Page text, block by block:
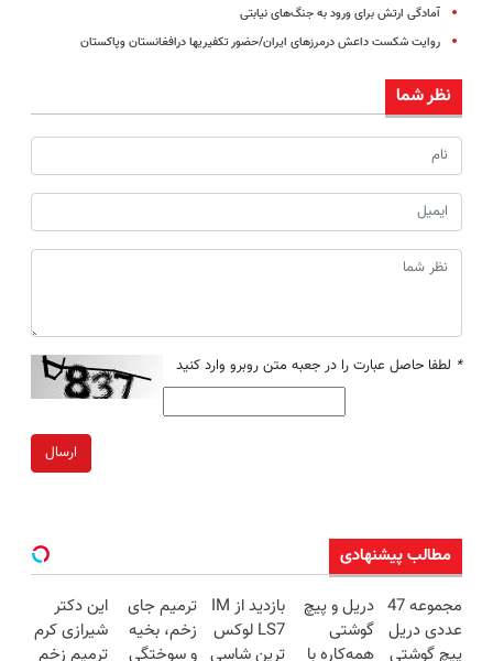
آمادگی ارتش برای ورود به جنگ‌های نیابتی
روایت شکست داعش درمرزهای ایران/حضور تکفیریها درافغانستان وپاکستان
نظر شما
* لطفا حاصل عبارت را در جعبه متن روبرو وارد کنید
ارسال
مطالب پیشنهادی
مجموعه 47
عددی دریل
پیچ گوشتی
دریل و پیچ
گوشتی
همه‌کاره با
بازدید از IM
LS7 لوکس
ترین شاسی
ترمیم جای
زخم، بخیه
و سوختگی
این دکتر
شیرازی کرم
ترمیم زخم